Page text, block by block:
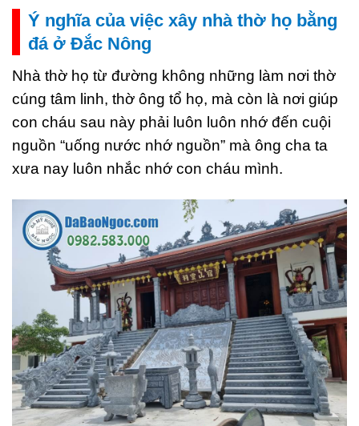
Ý nghĩa của việc xây nhà thờ họ bằng
đá ở Đắc Nông
Nhà thờ họ từ đường không những làm nơi thờ
cúng tâm linh, thờ ông tổ họ, mà còn là nơi giúp
con cháu sau này phải luôn luôn nhớ đến cuội
nguồn “uống nước nhớ nguồn” mà ông cha ta
xưa nay luôn nhắc nhớ con cháu mình.